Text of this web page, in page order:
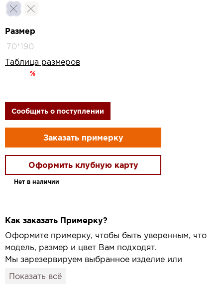
Размер
70*190
Таблица размеров
%
Сообщить о поступлении
Заказать примерку
Оформить клубную карту
Нет в наличии
Как заказать Примерку?
Оформите примерку, чтобы быть уверенным, что
модель, размер и цвет Вам подходят.
Мы зарезервируем выбранное изделие или
привезём его в удобный для вас салон и
Показать всё